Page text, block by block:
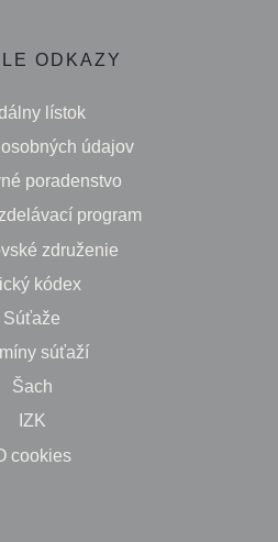
ODKAZY
lístok
údajov
poradenstvo
program
združenie
kódex
Súťaže
súťaží
Šach
IZK
cookies